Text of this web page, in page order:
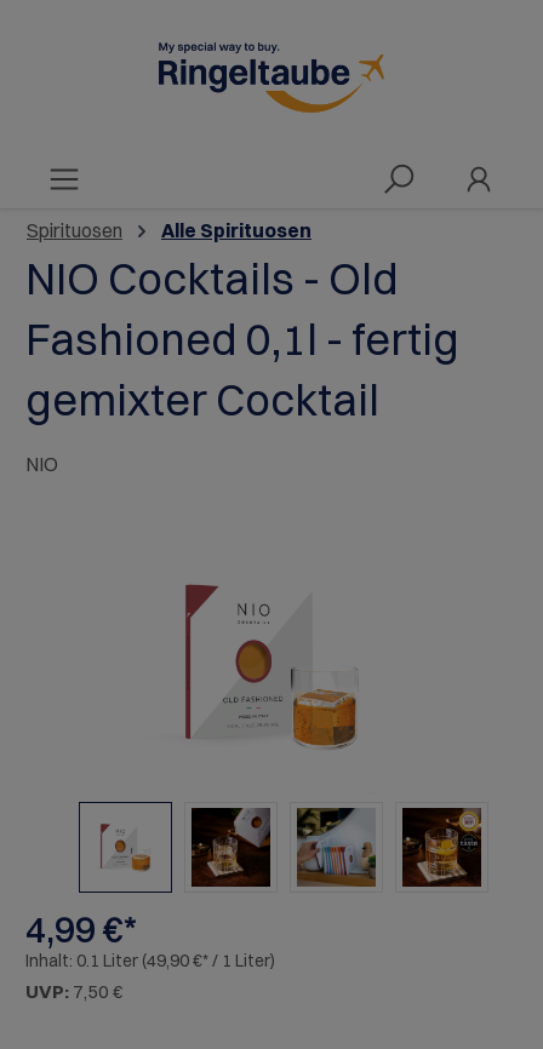
Spirituosen Alle Spirituosen
NIO Cocktails - Old
Fashioned 0,1l - fertig
gemixter Cocktail
NIO
4,99 €*
Inhalt: 0.1 Liter (49,90 €* / 1 Liter)
UVP: 7,50 €